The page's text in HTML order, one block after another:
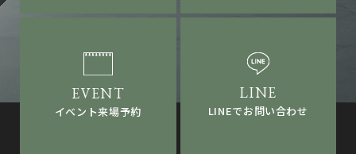
イベント来場予約 LINEでお問い合わせ